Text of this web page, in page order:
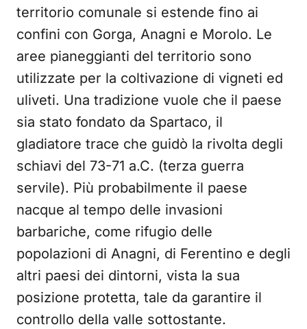
territorio comunale si estende fino ai
confini con Gorga, Anagni e Morolo. Le
aree pianeggianti del territorio sono
utilizzate per la coltivazione di vigneti ed
uliveti. Una tradizione vuole che il paese
sia stato fondato da Spartaco, il
gladiatore trace che guidò la rivolta degli
schiavi del 73-71 a.C. (terza guerra
servile). Più probabilmente il paese
nacque al tempo delle invasioni
barbariche, come rifugio delle
popolazioni di Anagni, di Ferentino e degli
altri paesi dei dintorni, vista la sua
posizione protetta, tale da garantire il
controllo della valle sottostante.